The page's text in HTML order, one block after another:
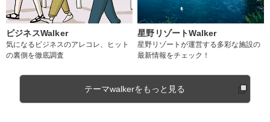
ビジネスWalker
気になるビジネスのアレコレ、ヒット
の裏側を徹底調査
星野リゾートWalker
星野リゾートが運営する多彩な施設の
最新情報をチェック！
テーマwalkerをもっと見る